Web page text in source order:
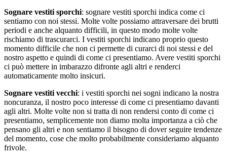
Sognare vestiti sporchi: sognare vestiti sporchi indica come ci
sentiamo con noi stessi. Molte volte possiamo attraversare dei brutti
periodi e anche alquanto difficili, in questo modo molte volte
rischiamo di trascurarci. I vestiti sporchi indicano proprio questo
momento difficile che non ci permette di curarci di noi stessi e del
nostro aspetto e quindi di come ci presentiamo. Avere vestiti sporchi
ci può mettere in imbarazzo difronte agli altri e renderci
automaticamente molto insicuri.
Sognare vestiti vecchi: i vestiti sporchi nei sogni indicano la nostra
noncuranza, il nostro poco interesse di come ci presentiamo davanti
agli altri. Molte volte non si tratta di non rendersi conto di come ci
presentiamo, semplicemente non diamo molta importanza a ciò che
pensano gli altri e non sentiamo il bisogno di dover seguire tendenze
del momento, cose che molto probabilmente consideriamo alquanto
frivole.